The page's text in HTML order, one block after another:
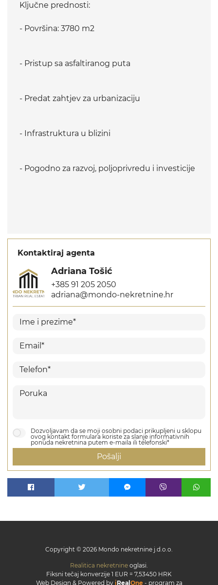
Ključne prednosti:
- Površina: 3780 m2
- Pristup sa asfaltiranog puta
- Predat zahtjev za urbanizaciju
- Infrastruktura u blizini
- Pogodno za razvoj, poljoprivredu i investicije
Kontaktiraj agenta
Adriana Tošić
+385 91 205 2050
adriana@mondo-nekretnine.hr
Dozvoljavam da se moji osobni podaci prikupljeni u sklopu
ovog kontakt formulara koriste za slanje informativnih
ponuda nekretnina putem e-maila ili telefonski*
Pošalji
Copyright © 2026 Mondo nekretnine j.d.o.o.
Realitica nekretnine oglasi.
Fiksni tečaj konverzije 1 EUR = 7,53450 HRK
Web Design & Powered by iReal One- program za